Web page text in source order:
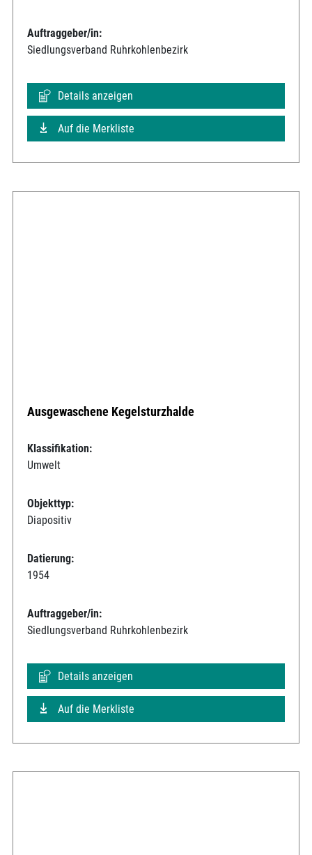
Auftraggeber/in:
Siedlungsverband Ruhrkohlenbezirk
Details anzeigen
Auf die Merkliste
Ausgewaschene Kegelsturzhalde
Klassifikation:
Umwelt
Objekttyp:
Diapositiv
Datierung:
1954
Auftraggeber/in:
Siedlungsverband Ruhrkohlenbezirk
Details anzeigen
Auf die Merkliste